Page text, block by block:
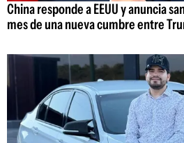
China responde a EEUU y anuncia
mes de una nueva cumbre entre